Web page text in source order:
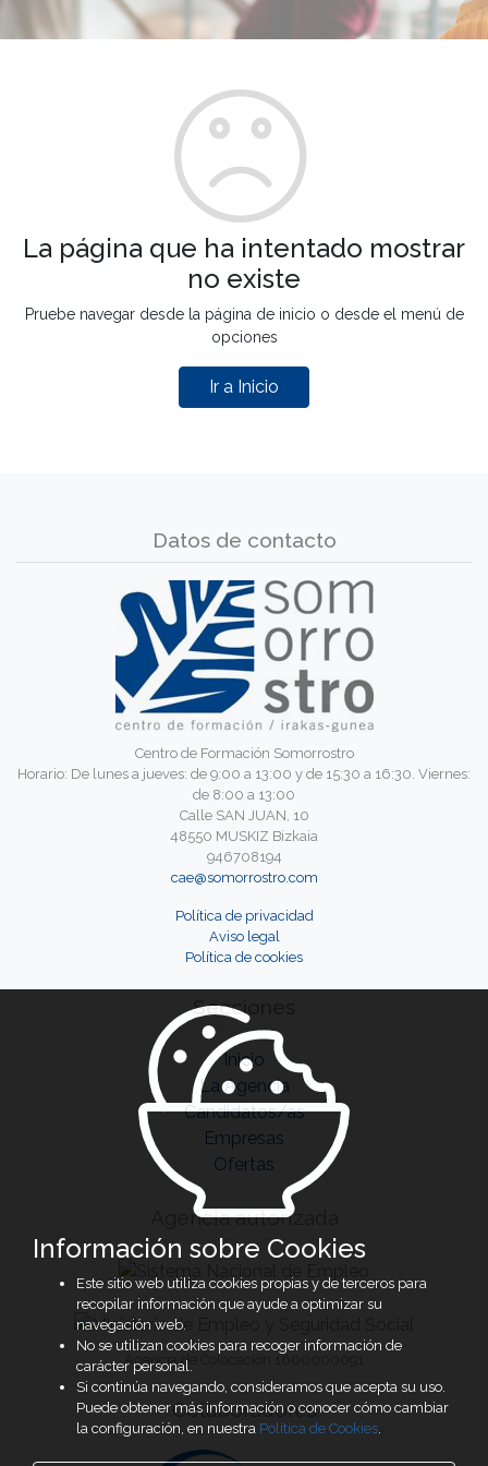
La página que ha intentado mostrar
no existe
Pruebe navegar desde la página de inicio o desde el menú de
opciones
Ir a Inicio
Datos de contacto
Centro de Formación Somorrostro
Horario: De lunes a jueves: de 9:00 a 13:00 y de 15:30 a 16:30. Viernes:
de 8:00 a 13:00
Calle SAN JUAN, 10
48550 MUSKIZ Bizkaia
946708194
cae@somorrostro.com
Política de privacidad
Aviso legal
Política de cookies
Secciones
Inicio
La Agencia
Candidatos/as
Empresas
Ofertas
Agencia autorizada
Agencia de Colocación 1600000091
Colaboradores
Información sobre Cookies
Este sitio web utiliza cookies propias y de terceros para
recopilar información que ayude a optimizar su
navegación web.
No se utilizan cookies para recoger información de
carácter personal.
Si continúa navegando, consideramos que acepta su uso.
Puede obtener más información o conocer cómo cambiar
la configuración, en nuestra Política de Cookies.